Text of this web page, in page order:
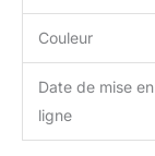
Couleur
Date de mise en
ligne